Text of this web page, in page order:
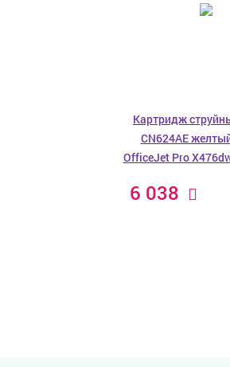
Картридж
CN624AE
OfficeJet Pro
6 038